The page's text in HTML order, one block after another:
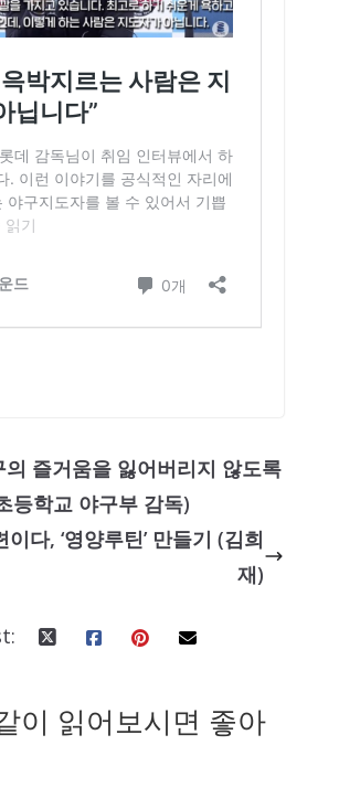
의 즐거움을 잃어버리지 않도록
등학교 야구부 감독)
다, ‘영양루틴’ 만들기 (김희
재)
이 읽어보시면 좋아